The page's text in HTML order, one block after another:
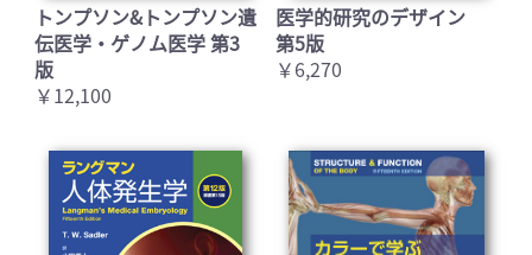
トンプソン&トンプソン遺
伝医学・ゲノム医学 第3
版
￥12,100
医学的研究のデザイン
第5版
￥6,270